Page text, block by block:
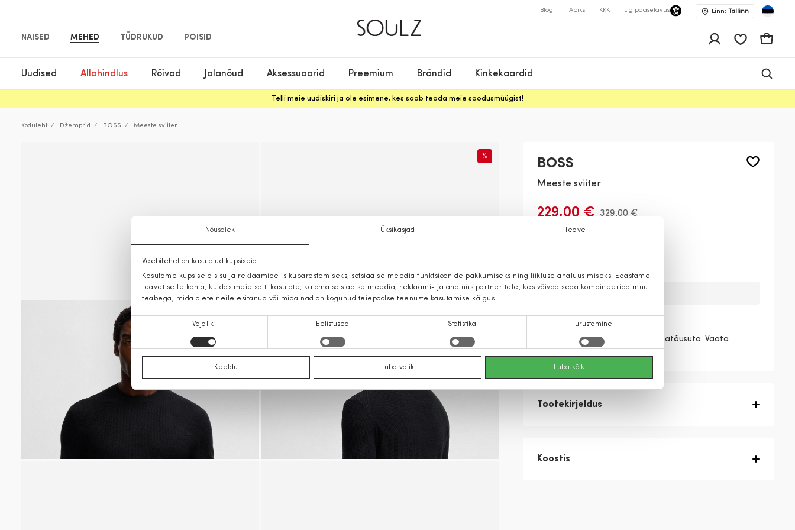
Nõusolek Üksikasjad Teave
Veebilehel on kasutatud küpsiseid.
Kasutame küpsiseid sisu ja reklaamide isikupärastamiseks, sotsiaalse meedia funktsioonide pakkumiseks ning liikluse analüüsimiseks. Edastame
teavet selle kohta, kuidas meie saiti kasutate, ka oma sotsiaalse meedia, reklaami- ja analüüsipartneritele, kes võivad seda kombineerida muu
teabega, mida olete neile esitanud või mida nad on kogunud teiepoolse teenuste kasutamise käigus.
Nõusoleku
valik
Vajalik Eelistused Statistika Turustamine
Keeldu Luba valik Luba kõik
NAISED MEHED TÜDRUKUD POISID
Blogi Abiks KKK Ligipääsetavus Linn: Tallinn
Uudised Allahindlus Rõivad Jalanõud Aksessuaarid Preemium Brändid Kinkekaardid
Telli meie uudiskiri ja ole esimene, kes saab teada meie soodusmüügist!
Koduleht Džemprid BOSS Meeste sviiter
%
BOSS
Meeste sviiter
229,00 € 329,00 €
76,33 € / kuu ilma hinnatõusuta. Vaata
rohkem
Tootekirjeldus
Koostis